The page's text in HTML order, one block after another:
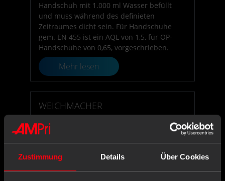
Zustimmung Details Über Cookies
Handschuh mit 1.000 ml Wasser befüllt
und muss während des definieten
Zeitraumes dicht sein. Für Handschuhe
gem. EN 455 ist ein AQL von 1,5, für OP-
Handschuhe von 0,65, vorgeschrieben.
Mehr lesen
WEICHMACHER
Weichmachungsmittel, sind Stoffe, die
spröden Harzen (Duroplaste) und Plasten
(Thermoplaste) zugesetzt werden, um diese
geschmeidiger und elastischer im
Gebrauch oder der weiteren Verarbeitung